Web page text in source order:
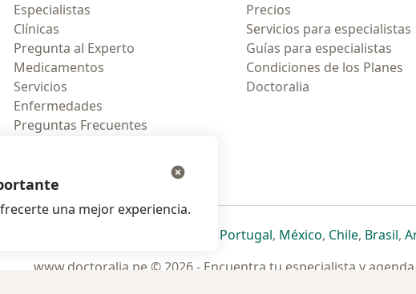
Especialistas
Clínicas
Pregunta al Experto
Medicamentos
Servicios
Enfermedades
Preguntas Frecuentes
Precios
Servicios para especialistas
Guías para especialistas
Condiciones de los Planes
Doctoralia
se abre en una nueva pestaña
se abre en una nueva pestaña
se abre en una nueva pestaña
se abre en una nueva pestaña
Portugalse abre en una nueva
, Méxicose abre en una
, Chilese abre
, Brasilse
,
www.doctoralia.pe © 2026 - Encuentra tu especialista y
una mejor experiencia.